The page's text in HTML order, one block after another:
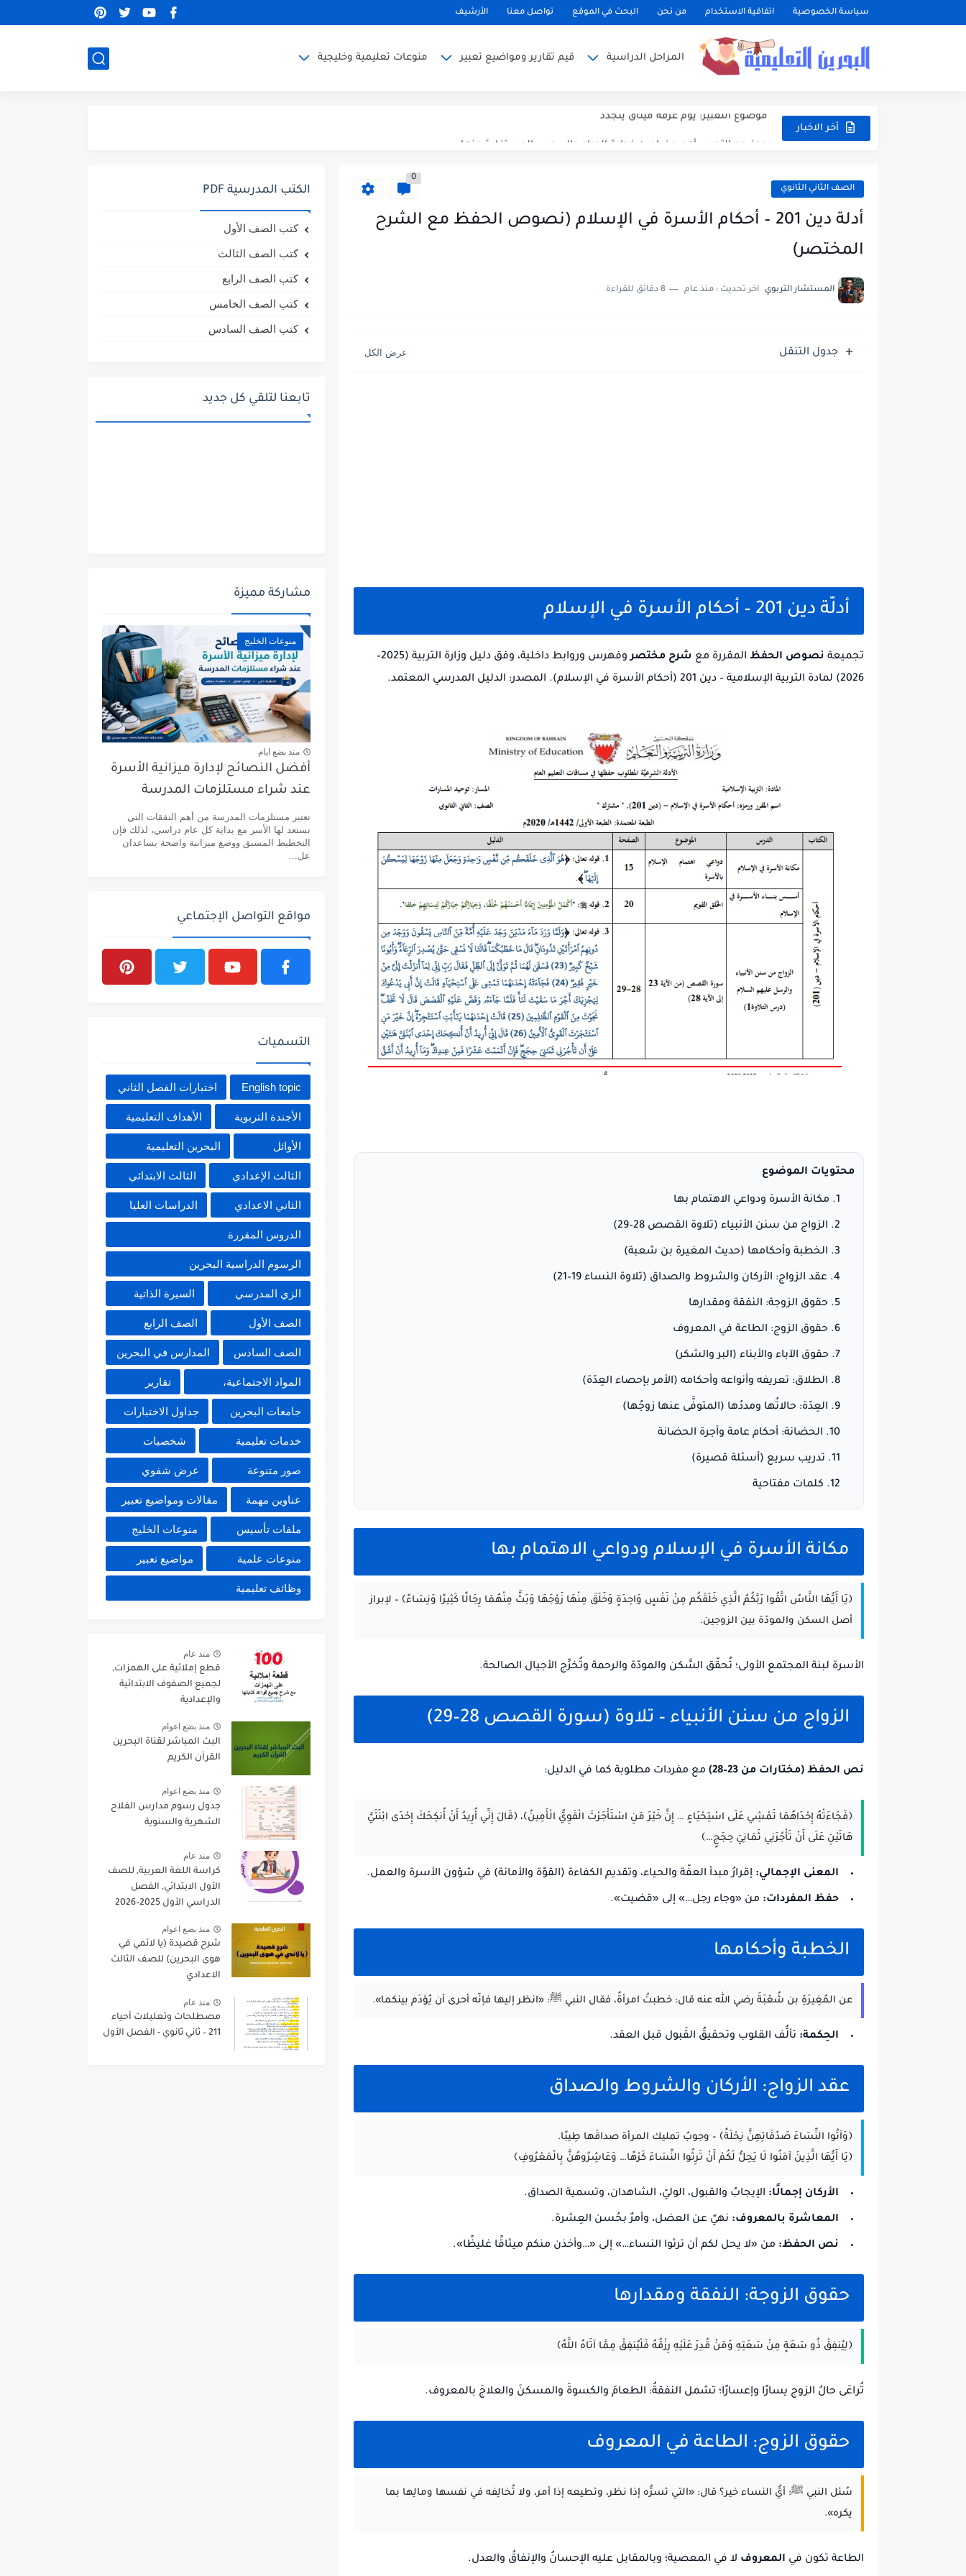
سياسة الخصوصية اتفاقية الاستخدام من نحن البحث في الموقع تواصل معنا الأرشيف
المراحل الدراسية قيم تقارير ومواضيع تعبير منوعات تعليمية وخليجية
أخر الاخبار
مواعيد بداية ونهاية الفصول الدراسية في البحرين للعام الدراسي 2026-2027
وزارة التربية والتعليم تعتمد التقويم الأكاديمي الجديد للعام الدراسي 2026-2027
تعبير: فضل العشر الأوائل من ذي الحجة واغتنامها بالطاعات
الصف الثاني الثانوي
0
أدلة دين 201 – أحكام الأسرة في الإسلام (نصوص الحفظ مع الشرح
المختصر)
المستشار التربوي اخر تحديث : منذ عام 8 دقائق للقراءة
جدول التنقل
أدلّة دين 201 – أحكام الأسرة في الإسلام
تجميعة نصوص الحفظ المقررة مع شرح مختصر
وفهرس وروابط داخلية، وفق دليل وزارة التربية (2025–
2026) لمادة التربية الإسلامية – دين 201 (أحكام الأسرة في الإسلام).
المصدر: الدليل المدرسي المعتمد.
محتويات الموضوع
مكانة الأسرة ودواعي الاهتمام بها
الزواج من سنن الأنبياء (تلاوة القصص 28–29)
الخطبة وأحكامها (حديث المغيرة بن شعبة)
عقد الزواج: الأركان والشروط والصداق (تلاوة النساء 19–21)
حقوق الزوجة: النفقة ومقدارها
حقوق الزوج: الطاعة في المعروف
حقوق الآباء والأبناء (البر والشكر)
الطلاق: تعريفه وأنواعه وأحكامه (الأمر بإحصاء العِدّة)
العِدّة: حالاتُها ومددُها (المتوفَّى عنها زوجُها)
الحضانة: أحكام عامة وأجرة الحضانة
تدريب سريع (أسئلة قصيرة)
كلمات مفتاحية
مكانة الأسرة في الإسلام ودواعي الاهتمام بها
﴿يَا أَيُّهَا النَّاسُ اتَّقُوا رَبَّكُمُ الَّذِي خَلَقَكُم مِنْ نَفْسٍ وَاحِدَةٍ وَخَلَقَ مِنْهَا زَوْجَهَا وَبَثَّ مِنْهُمَا رِجَالًا كَثِيرًا وَنِسَاءً﴾ – لإبراز
أصل السكن والمودّة بين الزوجين.
الأسرة لبنة المجتمع الأولى؛ تُحقّق السَّكن والمودّة والرحمة وتُخرِّج الأجيال الصالحة.
الزواج من سنن الأنبياء – تلاوة (سورة القصص 28–29)
نص الحفظ (مختارات من 23–28) مع مفردات مطلوبة كما في الدليل:
﴿فَجَاءَتْهُ إِحْدَاهُمَا تَمْشِي عَلَى اسْتِحْيَاءٍ … إِنَّ خَيْرَ مَنِ اسْتَأْجَرْتَ الْقَوِيُّ الْأَمِينُ﴾، ﴿قَالَ إِنِّي أُرِيدُ أَنْ أُنكِحَكَ إِحْدَى ابْنَتَيَّ
هَاتَيْنِ عَلَى أَنْ تَأْجُرَنِي ثَمَانِيَ حِجَجٍ…﴾
المعنى الإجمالي: إقرارُ مبدأ العفّة والحياء، وتقديم الكفاءة (القوّة والأمانة) في شؤون الأسرة والعمل.
حفظ المفردات: من «وجاء رجل…» إلى «قضيت».
الخطبة وأحكامها
عن المُغِيرَةِ بن شُعْبَةَ رضي الله عنه قال: خطبتُ امرأةً، فقال النبي ﷺ: «انظر إليها فإنّه أحرى أن يُؤدَم بينكما».
الحِكمة: تألُّف القلوب وتحقيقُ القَبول قبل العقد.
عقد الزواج: الأركان والشروط والصداق
﴿وَآتُوا النِّسَاءَ صَدُقَاتِهِنَّ نِحْلَةً﴾ – وجوبُ تمليك المرأة صداقَها طِيبًا.
﴿يَا أَيُّهَا الَّذِينَ آمَنُوا لَا يَحِلُّ لَكُمْ أَنْ تَرِثُوا النِّسَاءَ كَرْهًا… وَعَاشِرُوهُنَّ بِالْمَعْرُوفِ﴾
الأركان إجمالًا: الإيجابُ والقبول، الوليّ، الشاهدان، وتسمية الصداق.
المعاشرة بالمعروف: نهيٌ عن العضل، وأمرٌ بحُسن العِشرة.
نص الحفظ: من «لا يحل لكم أن ترثوا النساء…» إلى «…وأخذن منكم ميثاقًا غليظًا».
حقوق الزوجة: النفقة ومقدارها
﴿لِيُنفِقْ ذُو سَعَةٍ مِنْ سَعَتِهِ وَمَنْ قُدِرَ عَلَيْهِ رِزْقُهُ فَلْيُنفِقْ مِمَّا آتَاهُ اللَّهُ﴾
تُراعَى حالُ الزوج يسارًا وإعسارًا؛ تشمل النفقةُ: الطعامَ والكسوةَ والمسكنَ والعلاجَ بالمعروف.
حقوق الزوج: الطاعة في المعروف
سُئل النبي ﷺ: أيُّ النساء خير؟ قال: «التي تسرُّه إذا نظر، وتطيعه إذا أمر، ولا تُخالِفه في نفسها ومالِها بما
يكره».
الطاعة تكون في المعروف لا في المعصية؛ وبالمقابل عليه الإحسانُ والإنفاقُ والعدل.
الكتب المدرسية PDF
كتب الصف الأول
كتب الصف الثالث
كتب الصف الرابع
كتب الصف الخامس
كتب الصف السادس
تابعنا لتلقي كل جديد
مشاركة مميزة
منوعات الخليج
منذ بضع ايام
أفضل النصائح لإدارة ميزانية الأسرة
عند شراء مستلزمات المدرسة
تعتبر مستلزمات المدرسة من أهم النفقات التي
تستعد لها الأسر مع بداية كل عام دراسي، لذلك فإن
التخطيط المسبق ووضع ميزانية واضحة يساعدان
عل...
مواقع التواصل الإجتماعي
التسميات
English topic اختبارات الفصل الثاني
الأجندة التربوية الأهداف التعليمية
الأوائل البحرين التعليمية
الثالث الإعدادي الثالث الابتدائي
الثاني الاعدادي الدراسات العليا
الدروس المقررة
الرسوم الدراسية البحرين
الزي المدرسي السيرة الذاتية
الصف الأول الصف الرابع
الصف السادس المدارس في البحرين
المواد الاجتماعية، تقارير
جامعات البحرين جداول الاختبارات
خدمات تعليمية شخصيات
صور متنوعة عرض شفوي
عناوين مهمة مقالات ومواضيع تعبير
ملفات تأسيس منوعات الخليج
منوعات علمية مواضيع تعبير
وظائف تعليمية
منذ عام
قطع إملائية على الهمزات,
لجميع الصفوف الابتدائية
والإعدادية
منذ بضع اعوام
البث المباشر لقناة البحرين
القرآن الكريم
منذ بضع اعوام
جدول رسوم مدارس الفلاح
الشهرية والسنوية
منذ عام
كراسة اللغة العربية, للصف
الأول الابتدائي, الفصل
الدراسي الأول 2025–2026
منذ بضع اعوام
شرح قصيدة (يا لائمي في
هوى البحرين) للصف الثالث
الاعدادي
منذ عام
مصطلحات وتعليلات أحياء
211 – ثاني ثانوي - الفصل الأول